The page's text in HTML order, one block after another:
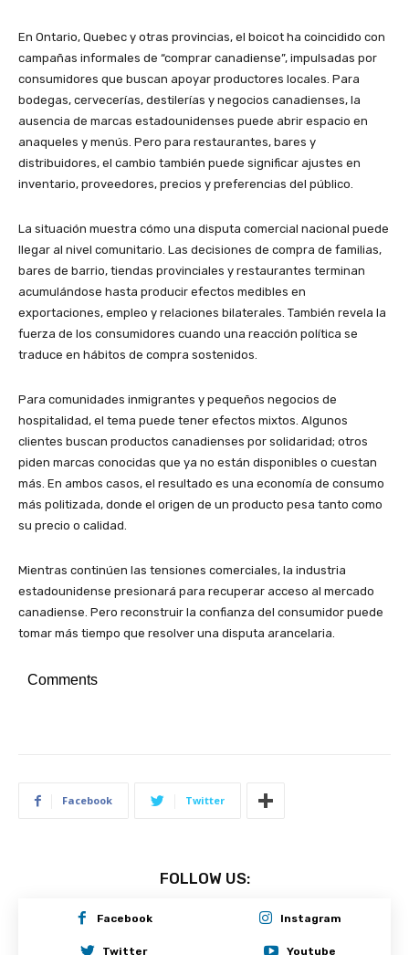
En Ontario, Quebec y otras provincias, el boicot ha coincidido con
campañas informales de “comprar canadiense”, impulsadas por
consumidores que buscan apoyar productores locales. Para
bodegas, cervecerías, destilerías y negocios canadienses, la
ausencia de marcas estadounidenses puede abrir espacio en
anaqueles y menús. Pero para restaurantes, bares y
distribuidores, el cambio también puede significar ajustes en
inventario, proveedores, precios y preferencias del público.
La situación muestra cómo una disputa comercial nacional puede
llegar al nivel comunitario. Las decisiones de compra de familias,
bares de barrio, tiendas provinciales y restaurantes terminan
acumulándose hasta producir efectos medibles en
exportaciones, empleo y relaciones bilaterales. También revela la
fuerza de los consumidores cuando una reacción política se
traduce en hábitos de compra sostenidos.
Para comunidades inmigrantes y pequeños negocios de
hospitalidad, el tema puede tener efectos mixtos. Algunos
clientes buscan productos canadienses por solidaridad; otros
piden marcas conocidas que ya no están disponibles o cuestan
más. En ambos casos, el resultado es una economía de consumo
más politizada, donde el origen de un producto pesa tanto como
su precio o calidad.
Mientras continúen las tensiones comerciales, la industria
estadounidense presionará para recuperar acceso al mercado
canadiense. Pero reconstruir la confianza del consumidor puede
tomar más tiempo que resolver una disputa arancelaria.
Comments
Facebook Twitter
FOLLOW US:
Facebook Instagram
Twitter Youtube